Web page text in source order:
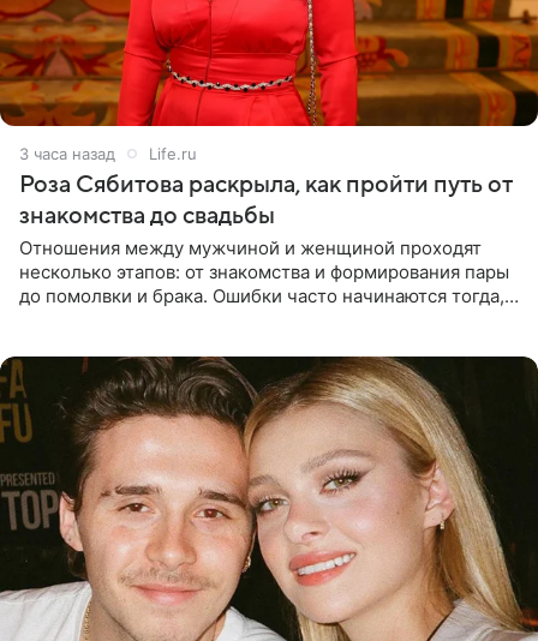
3 часа назад Life.ru
Роза Сябитова раскрыла, как пройти путь от
знакомства до свадьбы
Отношения между мужчиной и женщиной проходят
несколько этапов: от знакомства и формирования пары
до помолвки и брака. Ошибки часто начинаются тогда,